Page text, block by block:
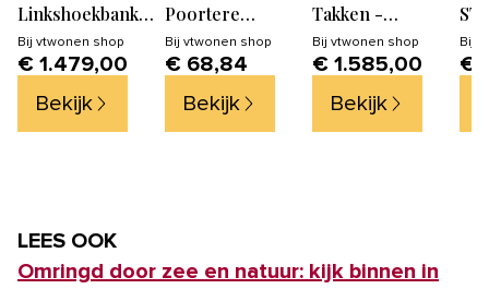
Linkshoekbank
met slaapfunctie
GABRIEL -
bouclé-stof
crème 286cm
Bij vtwonen shop
€ 1.479,00
Bekijk
Poortere
vloerkleed Craft
Kuba - blauw -
140x200cm
Bij vtwonen shop
€ 68,84
Bekijk
Takken -
hout/glas -
naturel
Bij vtwonen shop
€ 1.585,00
Bekijk
Bij
€
LEES OOK
Omringd door zee en natuur: kijk binnen in